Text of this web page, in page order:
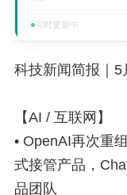
实时更新中
科技新闻简报｜5
【AI / 互联网】
• OpenAI再次重
式接管产品，
品团队